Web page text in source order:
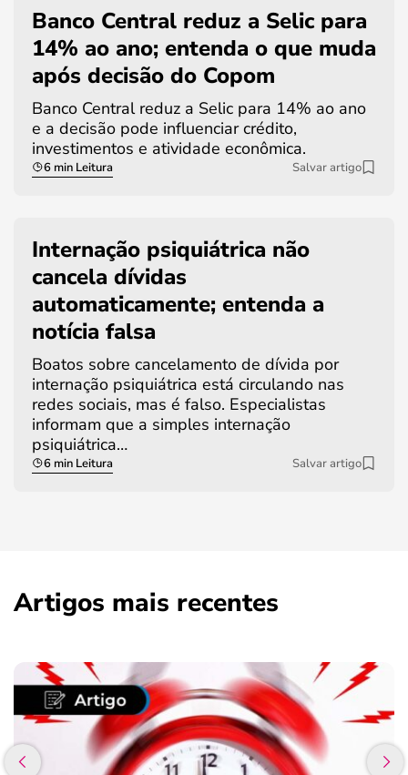
Banco Central reduz a Selic para
14% ao ano; entenda o que muda
após decisão do Copom
Banco Central reduz a Selic para 14% ao ano
e a decisão pode influenciar crédito,
investimentos e atividade econômica.
6 min Leitura Salvar artigo
Internação psiquiátrica não
cancela dívidas
automaticamente; entenda a
notícia falsa
Boatos sobre cancelamento de dívida por
internação psiquiátrica está circulando nas
redes sociais, mas é falso. Especialistas
informam que a simples internação
psiquiátrica…
6 min Leitura Salvar artigo
Artigos mais recentes